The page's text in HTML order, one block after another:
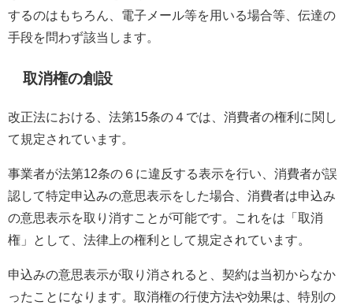
するのはもちろん、電子メール等を用いる場合等、伝達の
手段を問わず該当します。
取消権の創設
改正法における、法第15条の４では、消費者の権利に関し
て規定されています。
事業者が法第12条の６に違反する表示を行い、消費者が誤
認して特定申込みの意思表示をした場合、消費者は申込み
の意思表示を取り消すことが可能です。これをは「取消
権」として、法律上の権利として規定されています。
申込みの意思表示が取り消されると、契約は当初からなか
ったことになります。取消権の行使方法や効果は、特別の